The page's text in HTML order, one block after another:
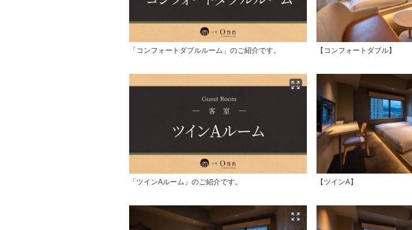
「コンフォートダブルルーム」のご紹介です。 【コンフォートダブル】
「ツインAルーム」のご紹介です。 【ツインA】